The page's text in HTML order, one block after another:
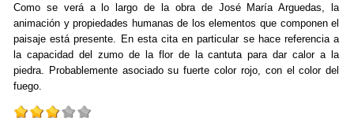
Como se verá a lo largo de la obra de José María Arguedas, la
animación y propiedades humanas de los elementos que componen el
paisaje está presente. En esta cita en particular se hace referencia a
la capacidad del zumo de la flor de la cantuta para dar calor a la
piedra. Probablemente asociado su fuerte color rojo, con el color del
fuego.